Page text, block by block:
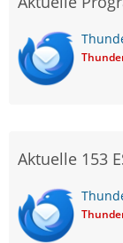
Aktuelle 153